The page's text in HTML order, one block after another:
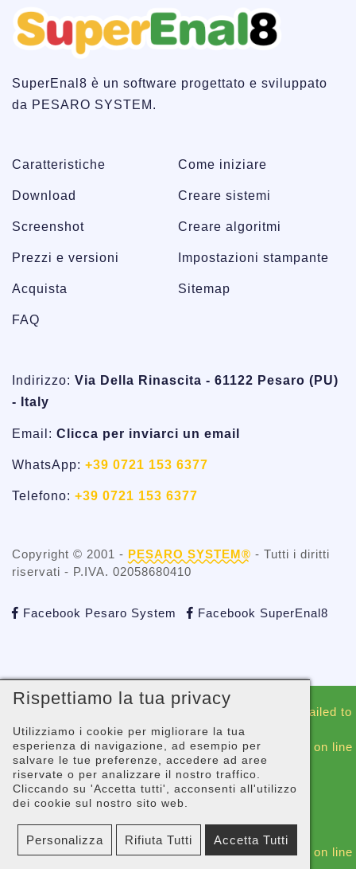
Rispettiamo la tua privacy
Utilizziamo i cookie per migliorare la tua
esperienza di navigazione, ad esempio per
salvare le tue preferenze, accedere ad aree
riservate o per analizzare il nostro traffico.
Cliccando su 'Accetta tutti', acconsenti all'utilizzo
dei cookie sul nostro sito web.
Personalizza Rifiuta Tutti Accetta Tutti
SuperEnal8 è un software progettato e sviluppato
da PESARO SYSTEM.
Caratteristiche
Download
Screenshot
Prezzi e versioni
Acquista
FAQ
Come iniziare
Creare sistemi
Creare algoritmi
Impostazioni stampante
Sitemap
Indirizzo: Via Della Rinascita - 61122 Pesaro (PU)
- Italy
Email: Clicca per inviarci un email
WhatsApp: +39 0721 153 6377
Telefono: +39 0721 153 6377
Copyright © 2001 - PESARO SYSTEM® - Tutti i diritti
riservati - P.IVA. 02058680410
Facebook Pesaro System Facebook SuperEnal8
Warning
: include(./whatsapp/whatsappblock.php): Failed to
open stream: No such file or directory in
/gopanel/sites/superenal8.com/_footer-script.php
on line
44
Warning: include(): Failed opening
(include_path='.:/usr/share/php') in
/gopanel/sites/superenal8.com/_footer-script.php
on line